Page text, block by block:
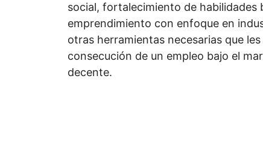
social, fortalecimiento de habilidades
emprendimiento con enfoque en
otras herramientas necesarias que
consecución de un empleo bajo el
decente.